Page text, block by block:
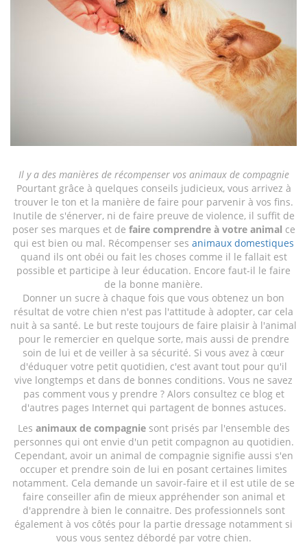
Il y a des manières de récompenser vos animaux de compagnie
Pourtant grâce à quelques conseils judicieux, vous arrivez à
trouver le ton et la manière de faire pour parvenir à vos fins.
Inutile de s'énerver, ni de faire preuve de violence, il suffit de
poser ses marques et de faire comprendre à votre animal ce
qui est bien ou mal. Récompenser ses animaux domestiques
quand ils ont obéi ou fait les choses comme il le fallait est
possible et participe à leur éducation. Encore faut-il le faire
de la bonne manière.
Donner un sucre à chaque fois que vous obtenez un bon
résultat de votre chien n'est pas l'attitude à adopter, car cela
nuit à sa santé. Le but reste toujours de faire plaisir à l'animal
pour le remercier en quelque sorte, mais aussi de prendre
soin de lui et de veiller à sa sécurité. Si vous avez à cœur
d'éduquer votre petit quotidien, c'est avant tout pour qu'il
vive longtemps et dans de bonnes conditions. Vous ne savez
pas comment vous y prendre ? Alors consultez ce blog et
d'autres pages Internet qui partagent de bonnes astuces.
Les animaux de compagniesont prisés par l'ensemble des
personnes qui ont envie d'un petit compagnon au quotidien.
Cependant, avoir un animal de compagnie signifie aussi s'en
occuper et prendre soin de lui en posant certaines limites
notamment. Cela demande un savoir-faire et il est utile de se
faire conseiller afin de mieux appréhender son animal et
d'apprendre à bien le connaitre. Des professionnels sont
également à vos côtés pour la partie dressage notamment si
vous vous sentez débordé par votre chien.